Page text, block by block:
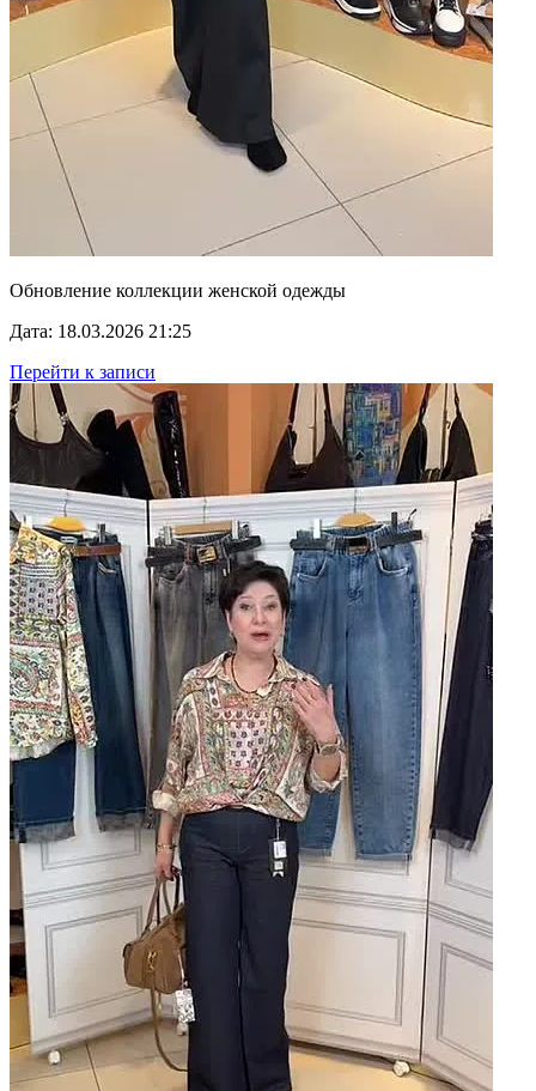
Обновление коллекции женской одежды
Дата: 18.03.2026 21:25
Перейти к записи